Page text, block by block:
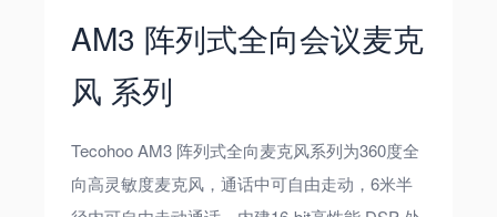
AM3 阵列式全向会议麦克
风 系列
Tecohoo AM3 阵列式全向麦克风系列为360度全
向高灵敏度麦克风，通话中可自由走动，6米半